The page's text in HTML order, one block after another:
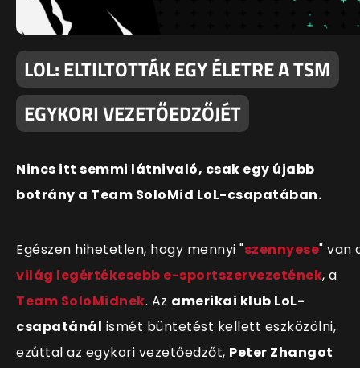
LOL: ELTILTOTTÁK EGY ÉLETRE A TSM
EGYKORI VEZETŐEDZŐJÉT
Nincs itt semmi látnivaló, csak egy újabb
botrány a Team SoloMid LoL-csapatában.
Egészen hihetetlen, hogy mennyi "szennyese" van
világ legértékesebb e-sportszervezetének, a
Team SoloMidnek. Az amerikai klub LoL-
csapatánál ismét büntetést kellett eszközölni,
ezúttal az egykori vezetőedzőt, Peter Zhangot